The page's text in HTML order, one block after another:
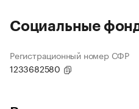
Социальные
Регистрационный номер СФР
1233682580